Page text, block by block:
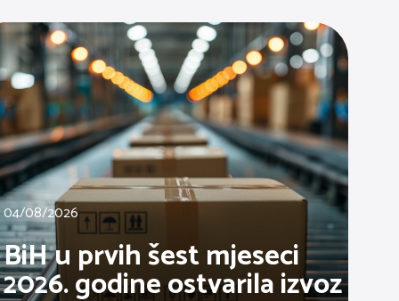
04/08/2026
BiH u prvih šest mjeseci
2026. godine ostvarila izvoz